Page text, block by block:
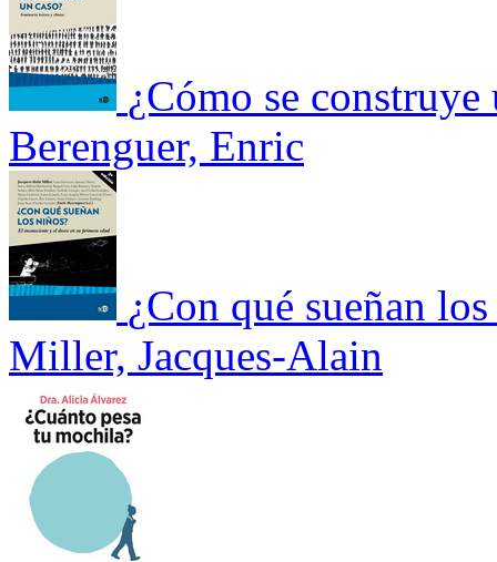
¿Cómo se
Berenguer, Enric
¿Con qué sueñan
Miller, Jacques-Alain